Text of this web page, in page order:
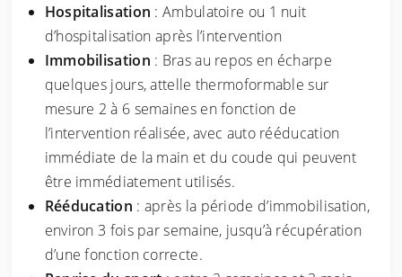
Hospitalisation : Ambulatoire ou 1 nuit
d’hospitalisation après l’intervention
Immobilisation : Bras au repos en écharpe
quelques jours, attelle thermoformable sur
mesure 2 à 6 semaines en fonction de
l’intervention réalisée, avec auto rééducation
immédiate de la main et du coude qui peuvent
être immédiatement utilisés.
Rééducation : après la période d’immobilisation,
environ 3 fois par semaine, jusqu’à récupération
d’une fonction correcte.